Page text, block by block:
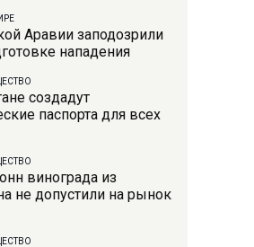
Аравии заподозрили
нападения
создадут
паспорта для всех
винограда из
не допустили на рынок